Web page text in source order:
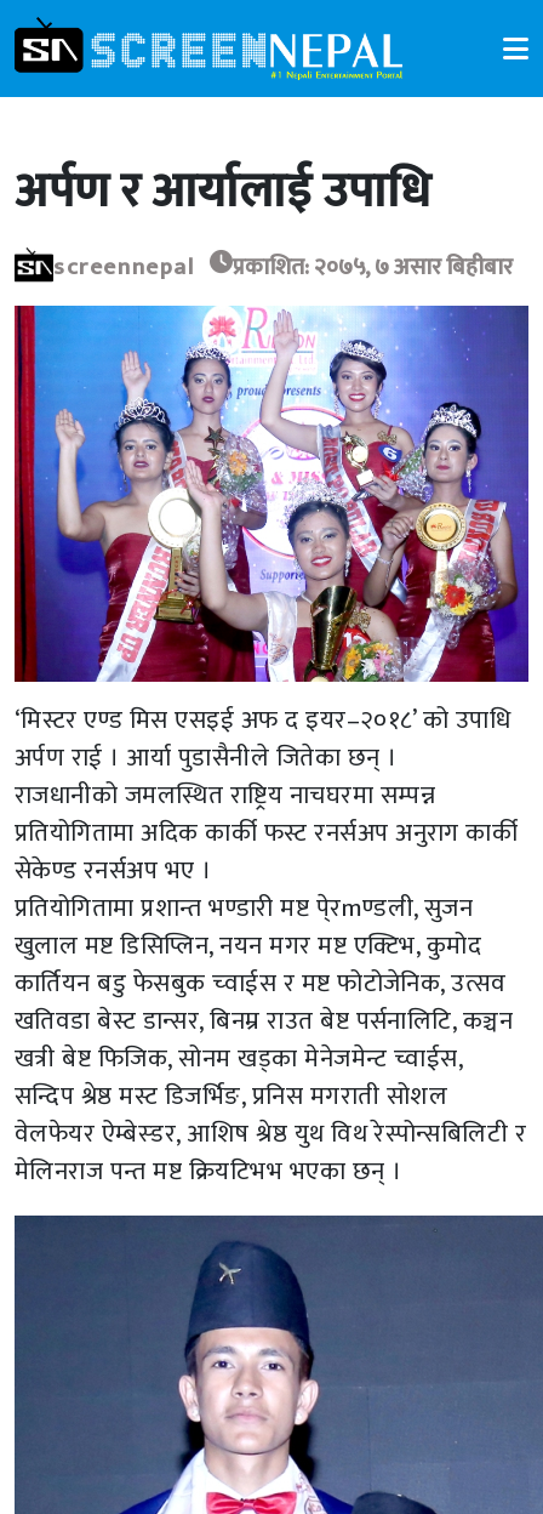
अर्पण र आर्यालाई उपाधि
screennepal प्रकाशित: २०७५, ७ असार बिहीबार
‘मिस्टर एण्ड मिस एसइई अफ द इयर–२०१८’ को उपाधि
अर्पण राई । आर्या पुडासैनीले जितेका छन् ।
राजधानीको जमलस्थित राष्ट्रिय नाचघरमा सम्पन्न
प्रतियोगितामा अदिक कार्की फस्ट रनर्सअप अनुराग कार्की
सेकेण्ड रनर्सअप भए ।
प्रतियोगितामा प्रशान्त भण्डारी मष्ट पे्रmण्डली, सुजन
खुलाल मष्ट डिसिप्लिन, नयन मगर मष्ट एक्टिभ, कुमोद
कार्तियन बडु फेसबुक च्वाईस र मष्ट फोटोजेनिक, उत्सव
खतिवडा बेस्ट डान्सर, बिनम्र राउत बेष्ट पर्सनालिटि, कञ्चन
खत्री बेष्ट फिजिक, सोनम खड्का मेनेजमेन्ट च्वाईस,
सन्दिप श्रेष्ठ मस्ट डिजर्भिङ, प्रनिस मगराती सोशल
वेलफेयर ऐम्बेस्डर, आशिष श्रेष्ठ युथ विथ रेस्पोन्सबिलिटी र
मेलिनराज पन्त मष्ट क्रियटिभभ भएका छन् ।